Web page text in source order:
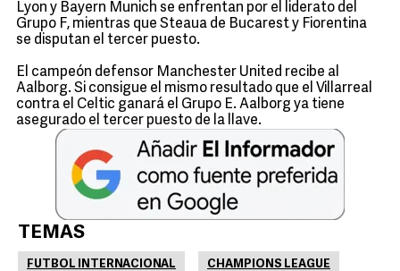
Lyon y Bayern Munich se enfrentan por el liderato del
Grupo F, mientras que Steaua de Bucarest y Fiorentina
se disputan el tercer puesto.
El campeón defensor Manchester United recibe al
Aalborg. Si consigue el mismo resultado que el Villarreal
contra el Celtic ganará el Grupo E. Aalborg ya tiene
asegurado el tercer puesto de la llave.
TEMAS
FUTBOL INTERNACIONAL CHAMPIONS LEAGUE